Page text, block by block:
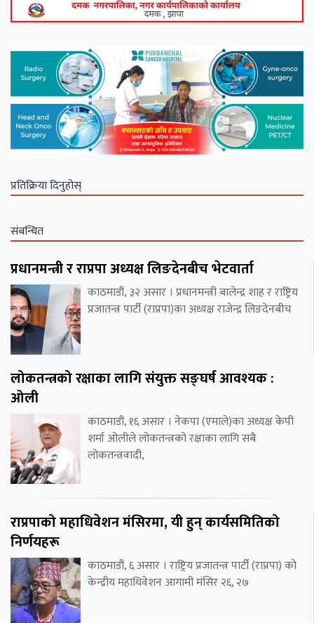
प्रतिक्रिया दिनुहोस्
संबन्धित
प्रधानमन्त्री र राप्रपा अध्यक्ष लिङदेनबीच भेटवार्ता
काठमाडौं, ३२ असार । प्रधानमन्त्री बालेन्द्र शाह र राष्ट्रिय
प्रजातन्त्र पार्टी (राप्रपा)का अध्यक्ष राजेन्द्र लिङदेनबीच
लोकतन्त्रको रक्षाका लागि संयुक्त सङ्घर्ष आवश्यक :
ओली
काठमाडौं, १६ असार । नेकपा (एमाले)का अध्यक्ष केपी
शर्मा ओलीले लोकतन्त्रको रक्षाका लागि सबै
लोकतन्त्रवादी,
राप्रपाको महाधिवेशन मंसिरमा, यी हुन् कार्यसमितिको
निर्णयहरू
काठमाडौं, ६ असार । राष्ट्रिय प्रजातन्त्र पार्टी (राप्रपा) को
केन्द्रीय महाधिवेशन आगामी मंसिर २६, २७